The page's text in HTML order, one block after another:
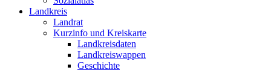
Landkreis
Landrat
Kurzinfo und Kreiskarte
Landkreisdaten
Landkreiswappen
Geschichte